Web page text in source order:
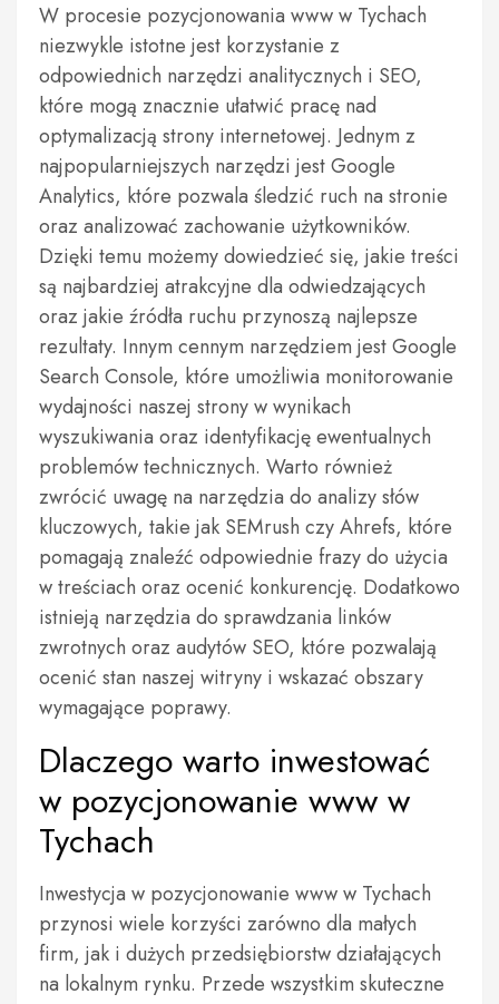
W procesie pozycjonowania www w Tychach
niezwykle istotne jest korzystanie z
odpowiednich narzędzi analitycznych i SEO,
które mogą znacznie ułatwić pracę nad
optymalizacją strony internetowej. Jednym z
najpopularniejszych narzędzi jest Google
Analytics, które pozwala śledzić ruch na stronie
oraz analizować zachowanie użytkowników.
Dzięki temu możemy dowiedzieć się, jakie treści
są najbardziej atrakcyjne dla odwiedzających
oraz jakie źródła ruchu przynoszą najlepsze
rezultaty. Innym cennym narzędziem jest Google
Search Console, które umożliwia monitorowanie
wydajności naszej strony w wynikach
wyszukiwania oraz identyfikację ewentualnych
problemów technicznych. Warto również
zwrócić uwagę na narzędzia do analizy słów
kluczowych, takie jak SEMrush czy Ahrefs, które
pomagają znaleźć odpowiednie frazy do użycia
w treściach oraz ocenić konkurencję. Dodatkowo
istnieją narzędzia do sprawdzania linków
zwrotnych oraz audytów SEO, które pozwalają
ocenić stan naszej witryny i wskazać obszary
wymagające poprawy.
Dlaczego warto inwestować
w pozycjonowanie www w
Tychach
Inwestycja w pozycjonowanie www w Tychach
przynosi wiele korzyści zarówno dla małych
firm, jak i dużych przedsiębiorstw działających
na lokalnym rynku. Przede wszystkim skuteczne